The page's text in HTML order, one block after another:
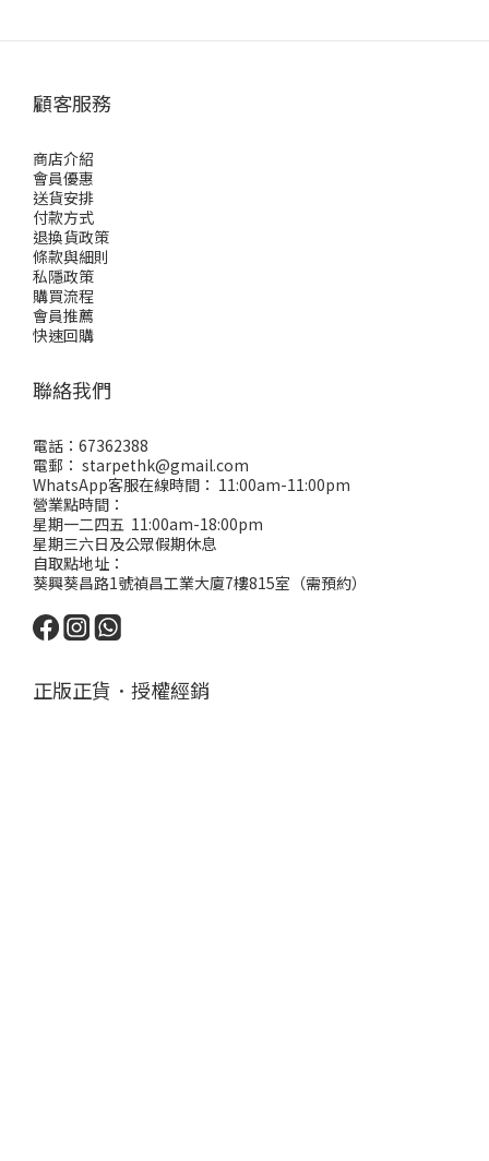
顧客服務
商店介紹
會員優惠
送貨安排
付款方式
退換貨政策
條款與細則
私隱政策
購買流程
會員推薦
快速回購
聯絡我們
電話：67362388
電郵： starpethk@gmail.com
WhatsApp客服在線時間： 11:00am-11:00pm
營業點時間：
星期一二四五 11:00am-18:00pm
星期三六日及公眾假期休息
自取點地址：
葵興葵昌路1號禎昌工業大廈7樓815室（需預約）
正版正貨．授權經銷